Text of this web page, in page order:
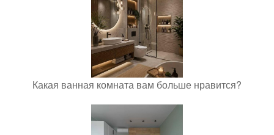
Какая ванная комната вам больше нравится?